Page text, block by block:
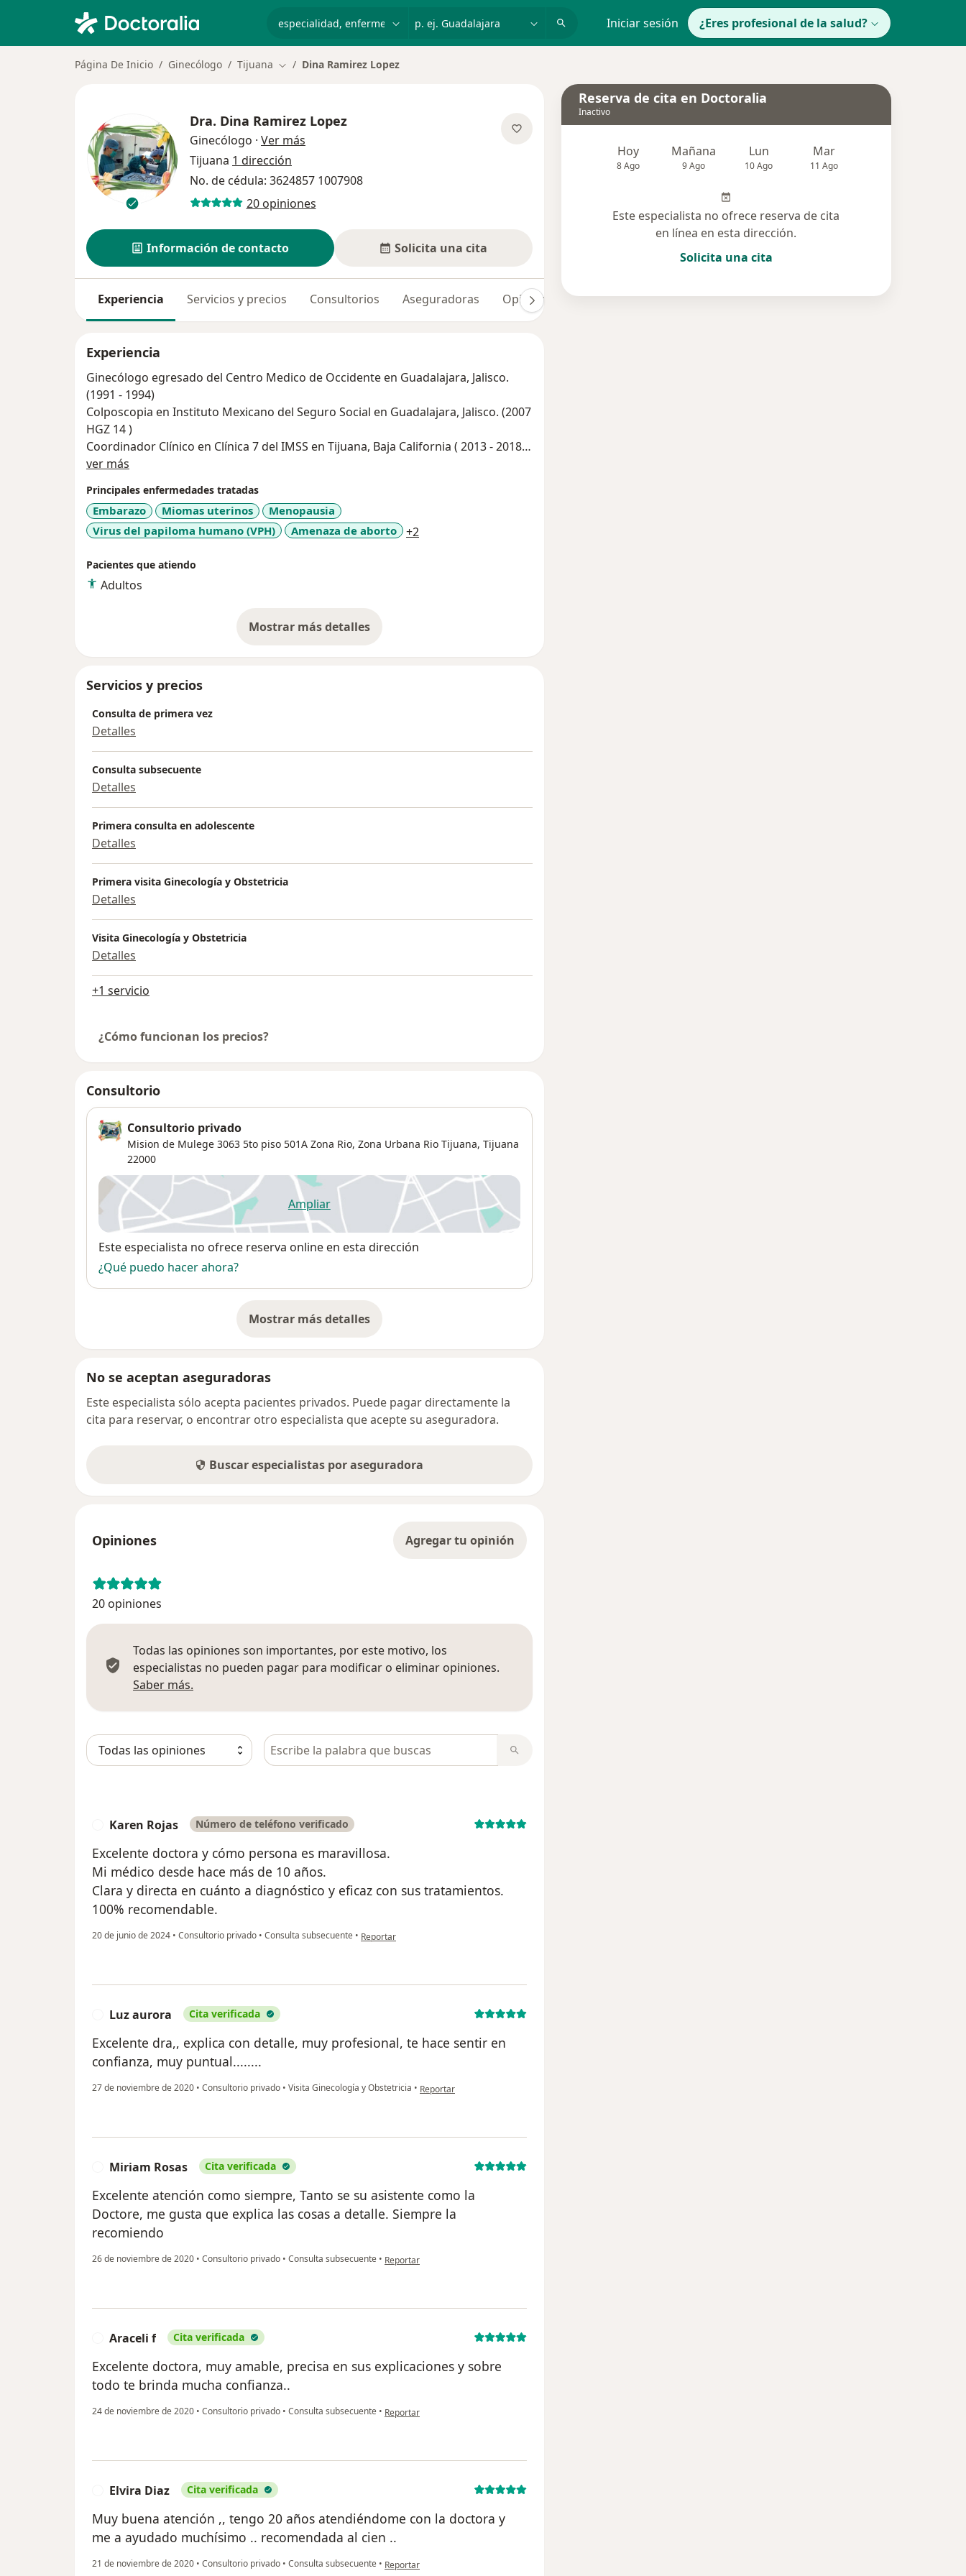
Iniciar sesión ¿Eres profesional de la salud?
Página De Inicio Ginecólogo Tijuana Cambiar de ciudad
Dina Ramirez Lopez
Dra. Dina Ramirez Lopez
Ginecólogo · Ver más
Tijuana 1 dirección
No. de cédula: 3624857 1007908
20 opiniones
Información de contacto Solicita una cita
Experiencia Servicios y precios Consultorios Aseguradoras Opiniones (20)
Experiencia
Ginecólogo egresado del Centro Medico de Occidente en Guadalajara, Jalisco.
(1991 - 1994)
Colposcopia en Instituto Mexicano del Seguro Social en Guadalajara, Jalisco. (2007
HGZ 14 )
Coordinador Clínico en Clínica 7 del IMSS en Tijuana, Baja California ( 2013 - 2018)
- Posgrado Urgencias Medico Quirúrgicas avalado por la Universidad de
- Miembro activo de la Asociación Mexicana de Ginecología y Obstetricia
- Solo Practica Privada actualmente.
ver más
Principales enfermedades tratadas
Embarazo Miomas uterinos
Menopausia
Virus del papiloma humano (VPH)
Amenaza de aborto +2
Pacientes que atiendo
Adultos
Mostrar más detalles
sobre la experiencia
Servicios y precios
Consulta de primera vez
Detalles
Consulta subsecuente
Detalles
Primera consulta en adolescente
Detalles
Primera visita Ginecología y Obstetricia
Detalles
Visita Ginecología y Obstetricia
Detalles
+1 servicio
¿Cómo funcionan los precios?
Consultorio
Consultorio privado
Mision de Mulege 3063 5to piso 501A Zona Rio, Zona Urbana Rio Tijuana, Tijuana
22000
Ampliarse abre en una nueva pestaña
Disponibilidad
Este especialista no ofrece reserva online en esta dirección
¿Qué puedo hacer ahora?
Mostrar más detalles
sobre la dirección
No se aceptan aseguradoras
Este especialista sólo acepta pacientes privados. Puede pagar directamente la
cita para reservar, o encontrar otro especialista que acepte su aseguradora.
Buscar especialistas por aseguradora
Opiniones Agregar tu opinión
20 opiniones
Todas las opiniones son importantes, por este motivo, los
especialistas no pueden pagar para modificar o eliminar opiniones.
Saber más.
Busca en opiniones
Karen Rojas Número de teléfono verificado
Excelente doctora y cómo persona es maravillosa.
Mi médico desde hace más de 10 años.
Clara y directa en cuánto a diagnóstico y eficaz con sus tratamientos.
100% recomendable.
20 de junio de 2024 • Consultorio privado • Consulta subsecuente • en opinión del usuario Karen Rojas
Reportar
Luz aurora Cita verificada
Excelente dra,, explica con detalle, muy profesional, te hace sentir en
confianza, muy puntual........
27 de noviembre de 2020 • Consultorio privado • Visita Ginecología y Obstetricia • en opinión del usuario Luz aurora
Reportar
Miriam Rosas Cita verificada
Excelente atención como siempre, Tanto se su asistente como la
Doctore, me gusta que explica las cosas a detalle. Siempre la
recomiendo
26 de noviembre de 2020 • Consultorio privado • Consulta subsecuente • en opinión del usuario Miriam Rosas
Reportar
Araceli f Cita verificada
Excelente doctora, muy amable, precisa en sus explicaciones y sobre
todo te brinda mucha confianza..
24 de noviembre de 2020 • Consultorio privado • Consulta subsecuente • en opinión del usuario Araceli f
Reportar
Elvira Diaz Cita verificada
Muy buena atención ,, tengo 20 años atendiéndome con la doctora y
me a ayudado muchísimo .. recomendada al cien ..
21 de noviembre de 2020 • Consultorio privado • Consulta subsecuente • en opinión del usuario Elvira Diaz
Reportar
Reserva de cita en Doctoralia
Inactivo
Hoy
8 Ago
Mañana
9 Ago
Lun
10 Ago
Mar
11 Ago
Este especialista no ofrece reserva de cita
en línea en esta dirección.
Solicita una cita